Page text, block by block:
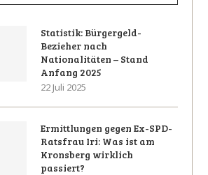
Statistik: Bürgergeld-
Bezieher nach
Nationalitäten – Stand
Anfang 2025
22 Juli 2025
Ermittlungen gegen Ex-SPD-
Ratsfrau Iri: Was ist am
Kronsberg wirklich
passiert?